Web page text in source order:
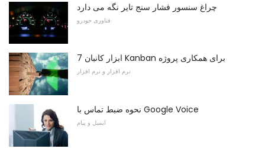
چراغ سنسور فشار سنج تایر نگه می دارد
فناوری خودرو
7 ابزار کانبان Kanban برای همکاری پروژه
نرم افزار و نرم افزار
نحوه ضبط تماس با Google Voice
ایمیل و پیام